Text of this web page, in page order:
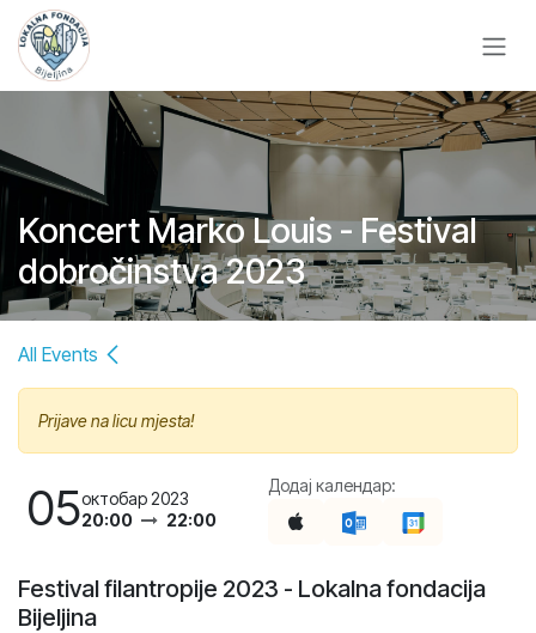
Skip to Content
Koncert Marko Louis - Festival
dobročinstva 2023
All Events
Prijave na licu mjesta!
05октобар 2023
20:00
22:00
Додај календар:
Festival filantropije 2023 - Lokalna fondacija
Bijeljina